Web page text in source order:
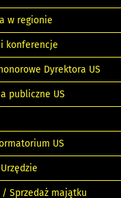
w regionie
konferencje
Dyrektora US
publiczne US
US
Sprzedaż majątku